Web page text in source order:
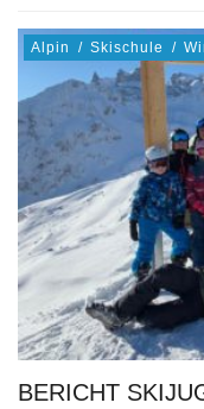
Alpin / Skischule /
BERICHT